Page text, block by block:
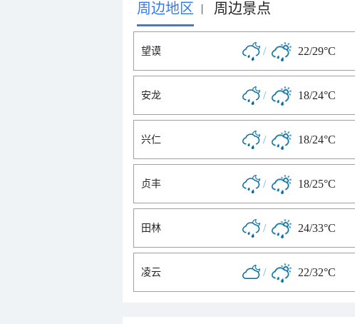
周边地区 | 周边景点
望谟 / 22/29°C
安龙 / 18/24°C
兴仁 / 18/24°C
贞丰 / 18/25°C
田林 / 24/33°C
凌云 / 22/32°C